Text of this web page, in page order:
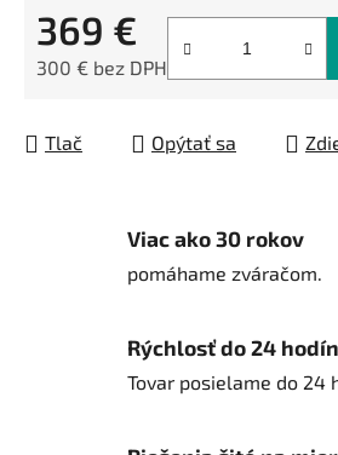
369 €
300 € bez DPH
Tlač Opýtať sa
Viac ako 30 rokov
pomáhame zváračom.
Rýchlosť do 24 hodín
Tovar posielame do 24